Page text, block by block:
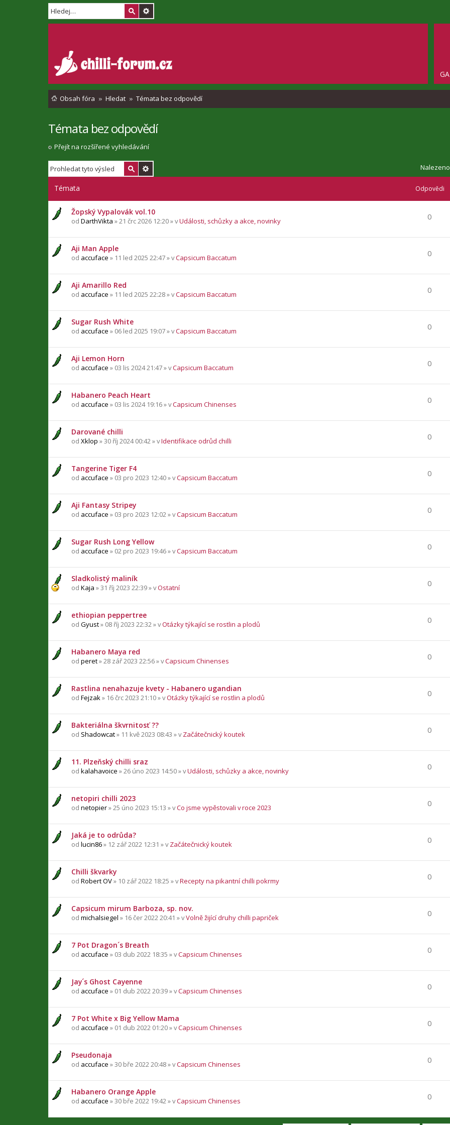
Obsah fóra Hledat Témata bez odpovědí
Témata bez odpovědí
Přejít na rozšířené vyhledávání
Témata Odpovědi
Žopský Vypalovák vol.10
od DarthVikta » 21 črc 2026 12:20 » vUdálosti, schůzky a akce, novinky 0
Aji Man Apple
od accuface » 11 led 2025 22:47 » vCapsicum Baccatum 0
Aji Amarillo Red
od accuface » 11 led 2025 22:28 » vCapsicum Baccatum 0
Sugar Rush White
od accuface » 06 led 2025 19:07 » vCapsicum Baccatum 0
Aji Lemon Horn
od accuface » 03 lis 2024 21:47 » vCapsicum Baccatum 0
Habanero Peach Heart
od accuface » 03 lis 2024 19:16 » vCapsicum Chinenses 0
Darované chilli
od Xklop » 30 říj 2024 00:42 » vIdentifikace odrůd chilli 0
Tangerine Tiger F4
od accuface » 03 pro 2023 12:40 » vCapsicum Baccatum 0
Aji Fantasy Stripey
od accuface » 03 pro 2023 12:02 » vCapsicum Baccatum 0
Sugar Rush Long Yellow
od accuface » 02 pro 2023 19:46 » vCapsicum Baccatum 0
Sladkolistý maliník
od Kaja » 31 říj 2023 22:39 » vOstatní 0
ethiopian peppertree
od Gyust» 08 říj 2023 22:32 » vOtázky týkající se rostlin a plodů 0
Habanero Maya red
od peret» 28 zář 2023 22:56 » vCapsicum Chinenses 0
Rastlina nenahazuje kvety - Habanero ugandian
od Fejzak » 16 črc 2023 21:10 » vOtázky týkající se rostlin a plodů 0
Bakteriálna škvrnitosť ??
od Shadowcat» 11 kvě 2023 08:43 » vZačátečnický koutek 0
11. Plzeňský chilli sraz
od kalahavoice » 26 úno 2023 14:50 » vUdálosti, schůzky a akce, novinky 0
netopiri chilli 2023
od netopier» 25 úno 2023 15:13 » vCo jsme vypěstovali v roce 2023 0
Jaká je to odrůda?
od lucin86» 12 zář 2022 12:31 » vZačátečnický koutek 0
Chilli škvarky
od Robert OV» 10 zář 2022 18:25 » vRecepty na pikantní chilli pokrmy 0
Capsicum mirum Barboza, sp. nov.
od michalsiegel » 16 čer 2022 20:41 » vVolně žijící druhy chilli papriček 0
7 Pot Dragon´s Breath
od accuface » 03 dub 2022 18:35 » vCapsicum Chinenses 0
Jay´s Ghost Cayenne
od accuface » 01 dub 2022 20:39 » vCapsicum Chinenses 0
7 Pot White x Big Yellow Mama
od accuface » 01 dub 2022 01:20 » vCapsicum Chinenses 0
Pseudonaja
od accuface » 30 bře 2022 20:48 » vCapsicum Chinenses 0
Habanero Orange Apple
od accuface » 30 bře 2022 19:42 » vCapsicum Chinenses 0